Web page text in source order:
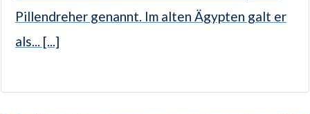
Pillendreher genannt. Im alten Ägypten galt er
als... [...]